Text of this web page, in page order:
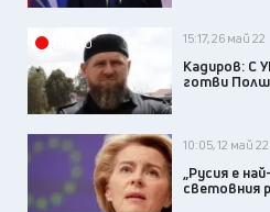
ВИДЕО 15:17, 26 май 22
Кадиров: С
готви
10:05, 12 май 22
„Русия е
световния